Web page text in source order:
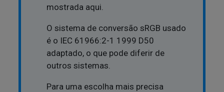
mostrada aqui.
O sistema de conversão sRGB usado
é o IEC 61966:2-1 1999 D50
adaptado, o que pode diferir de
outros sistemas.
Para uma escolha mais precisa